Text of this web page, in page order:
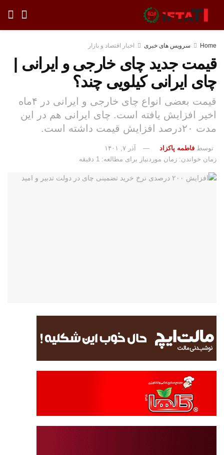
Home سرویس های خبری اخبار اقتصاد و بازار
قیمت جدید چای خارجی و ایرانی |
چای ایرانی کیلویی چند؟
قیمت بعضی انواع چای خارجی و ایرانی در ۴ماه
اخیر افزایش یافته است. چای ایرانی هم در این
مدت ۲۰درصد افزایش قیمت داشته است.
توسط فاطمه پاکزاد
آذر ۷, ۱۴۰۱
زمان خواندن: زمان موردنیاز برای مطالعه: 1 دقیقه